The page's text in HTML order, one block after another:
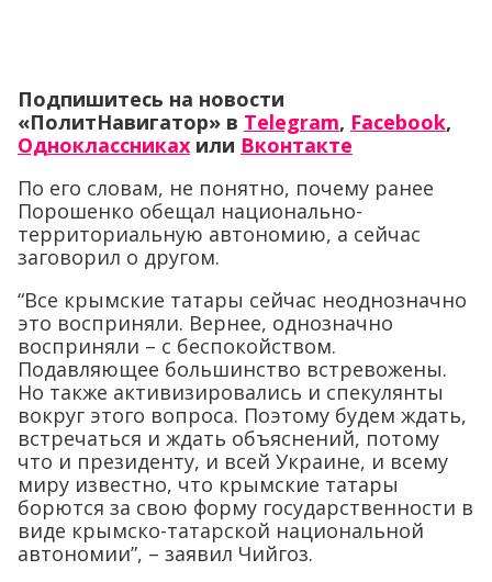
Подпишитесь на новости
«ПолитНавигатор» в Telegram, Facebook,
Одноклассниках или Вконтакте
По его словам, не понятно, почему ранее
Порошенко обещал национально-
территориальную автономию, а сейчас
заговорил о другом.
“Все крымские татары сейчас неоднозначно
это восприняли. Вернее, однозначно
восприняли – с беспокойством.
Подавляющее большинство встревожены.
Но также активизировались и спекулянты
вокруг этого вопроса. Поэтому будем ждать,
встречаться и ждать объяснений, потому
что и президенту, и всей Украине, и всему
миру известно, что крымские татары
борются за свою форму государственности в
виде крымско-татарской национальной
автономии”, – заявил Чийгоз.